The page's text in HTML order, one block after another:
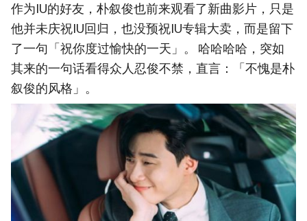
作为IU的好友，朴叙俊也前来观看了新曲影片，只是
他并未庆祝IU回归，也没预祝IU专辑大卖，而是留下
了一句「祝你度过愉快的一天」。 哈哈哈哈，突如
其来的一句话看得众人忍俊不禁，直言：「不愧是朴
叙俊的风格」。